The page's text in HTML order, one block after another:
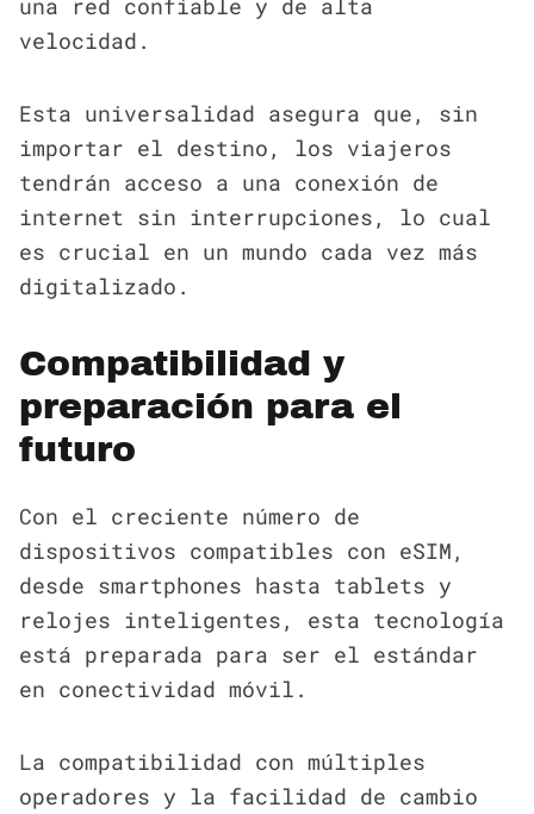
velocidad.
Esta universalidad asegura que, sin
importar el destino, los viajeros
tendrán acceso a una conexión de
internet sin interrupciones, lo cual
es crucial en un mundo cada vez más
digitalizado.
Compatibilidad y
preparación para el
futuro
Con el creciente número de
dispositivos compatibles con eSIM,
desde smartphones hasta tablets y
relojes inteligentes, esta tecnología
está preparada para ser el estándar
en conectividad móvil.
La compatibilidad con múltiples
operadores y la facilidad de cambio